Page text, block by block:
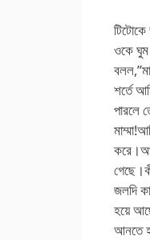
ওকে ঘুম
শর্তে
পারলে
জলদি
হয়ে
আনতে